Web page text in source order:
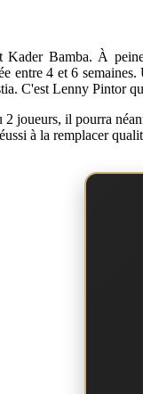
Kader Bamba. À
entre 4 et 6
C'est Lenny Pintor
joueurs, il pourra
à la remplacer